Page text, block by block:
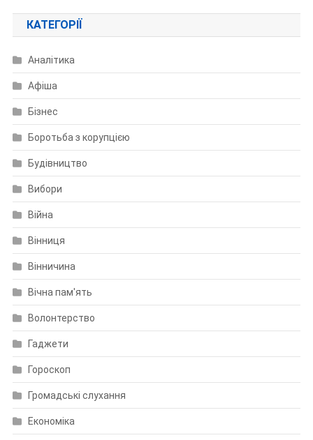
КАТЕГОРІЇ
Аналітика
Афіша
Бізнес
Боротьба з корупцією
Будівництво
Вибори
Війна
Вінниця
Вінничина
Вічна пам'ять
Волонтерство
Гаджети
Гороскоп
Громадські слухання
Економіка